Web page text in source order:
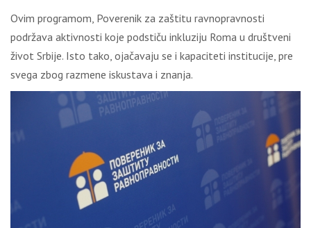
Ovim programom, Poverenik za zaštitu ravnopravnosti
podržava aktivnosti koje podstiču inkluziju Roma u društveni
život Srbije. Isto tako, ojačavaju se i kapaciteti institucije, pre
svega zbog razmene iskustava i znanja.